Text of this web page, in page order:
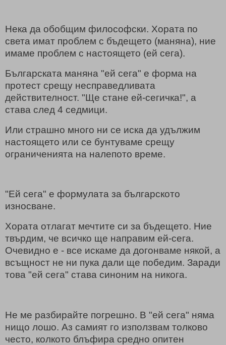
Нека да обобщим философски. Хората по
света имат проблем с бъдещето (маняна), ние
имаме проблем с настоящето (ей сега).
Българската маняна "ей сега" е форма на
протест срещу несправедливата
действителност. "Ще стане ей-сегичка!", а
става след 4 седмици.
Или страшно много ни се иска да удължим
настоящето или се бунтуваме срещу
ограниченията на налепото време.
"Ей сега" е формулата за българското
износване.
Хората отлагат мечтите си за бъдещето. Ние
твърдим, че всичко ще направим ей-сега.
Очевидно е - все искаме да догонваме някой, а
всъщност не ни пука дали ще победим. Заради
това "ей сега" става синоним на никога.
Не ме разбирайте погрешно. В "ей сега" няма
нищо лошо. Аз самият го използвам толково
често, колкото блъфира средно опитен